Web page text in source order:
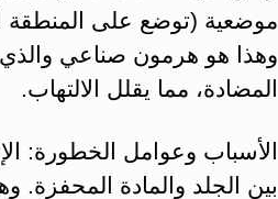
موضعية (توضع على المنطقة
وهذا هو هرمون صناعي
المضادة، مما يقلل الالتهاب.
الأسباب وعوامل الخطورة:
بين الجلد والمادة المحفزة.